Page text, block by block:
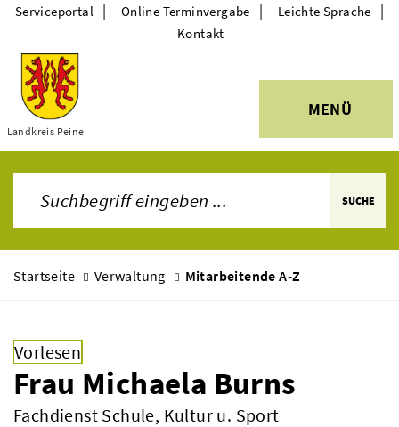
Themen
Landkreis Peine
MENÜ
Serviceportal | Online Terminvergabe | Leichte Sprache |
Kontakt
SUCHE
Startseite Verwaltung Mitarbeitende A-Z
Vorlesen
Frau Michaela Burns
Fachdienst Schule, Kultur u. Sport